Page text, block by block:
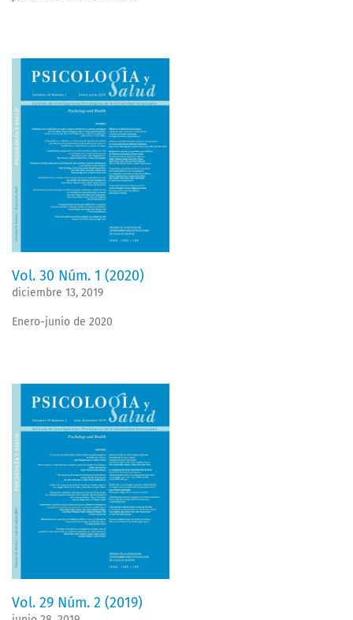
Vol. 30 Núm. 1 (2020)
diciembre 13, 2019
Enero-junio de 2020
Vol. 29 Núm. 2 (2019)